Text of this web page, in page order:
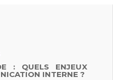
: QUELS ENJEUX
INTERNE ?